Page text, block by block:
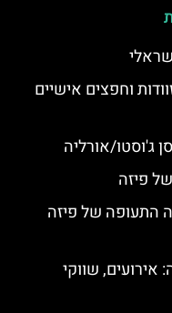
וחפצים אישיים
ג'וסטו/אורליה
פיזה
התעופה של פיזה
אירועים, שווקי